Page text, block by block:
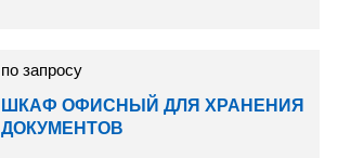
по запросу
ШКАФ ОФИСНЫЙ ДЛЯ ХРАНЕНИЯ
ДОКУМЕНТОВ